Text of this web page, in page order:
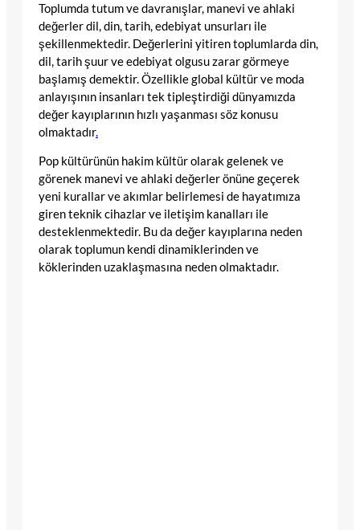
Toplumda tutum ve davranışlar, manevi ve ahlaki
değerler dil, din, tarih, edebiyat unsurları ile
şekillenmektedir. Değerlerini yitiren toplumlarda din,
dil, tarih şuur ve edebiyat olgusu zarar görmeye
başlamış demektir. Özellikle global kültür ve moda
anlayışının insanları tek tipleştirdiği dünyamızda
değer kayıplarının hızlı yaşanması söz konusu
olmaktadır.
Pop kültürünün hakim kültür olarak gelenek ve
görenek manevi ve ahlaki değerler önüne geçerek
yeni kurallar ve akımlar belirlemesi de hayatımıza
giren teknik cihazlar ve iletişim kanalları ile
desteklenmektedir. Bu da değer kayıplarına neden
olarak toplumun kendi dinamiklerinden ve
köklerinden uzaklaşmasına neden olmaktadır.